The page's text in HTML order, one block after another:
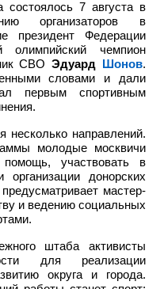
7 августа в
организаторов в
президент Федерации
олимпийский чемпион
СВО Эдуард Шонов.
словами и дали
первым спортивным
направлений.
молодые москвичи
участвовать в
донорских
мастер-
и ведению социальных
штаба активисты
для реализации
округа и города.